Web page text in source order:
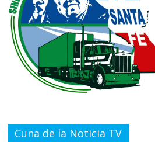
Cuna de la Noticia TV